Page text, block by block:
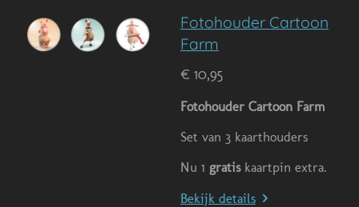
Fotohouder Cartoon
Farm
€ 10,95
Fotohouder Cartoon Farm
Set van 3 kaarthouders
Nu 1 gratiskaartpin extra.
Bekijk details